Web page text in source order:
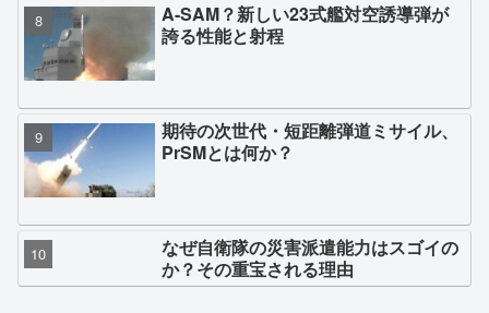
A-SAM？新しい23式艦対空誘導弾が
誇る性能と射程
期待の次世代・短距離弾道ミサイル、
PrSMとは何か？
なぜ自衛隊の災害派遣能力はスゴイの
か？その重宝される理由